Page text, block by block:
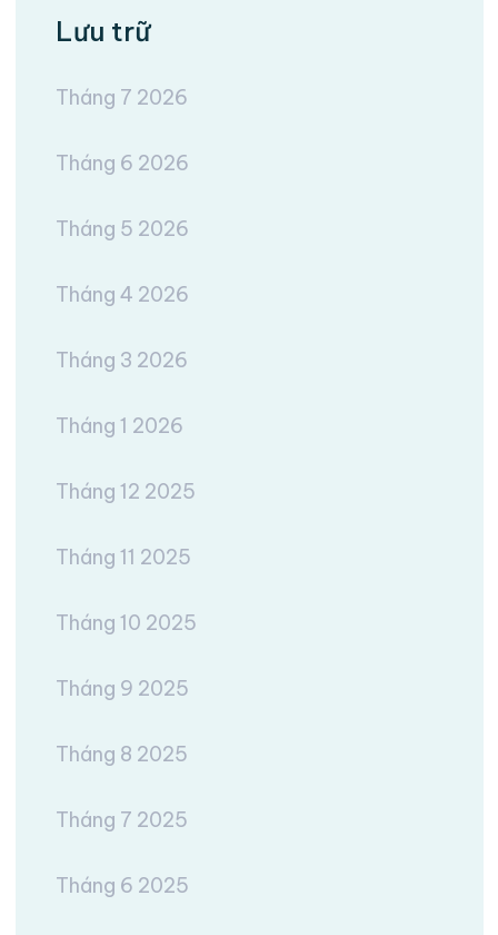
Lưu trữ
Tháng 7 2026
Tháng 6 2026
Tháng 5 2026
Tháng 4 2026
Tháng 3 2026
Tháng 1 2026
Tháng 12 2025
Tháng 11 2025
Tháng 10 2025
Tháng 9 2025
Tháng 8 2025
Tháng 7 2025
Tháng 6 2025